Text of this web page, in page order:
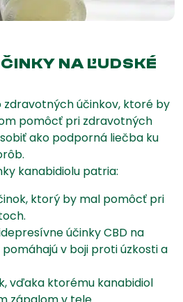
NA ĽUDSKÉ
zdravotných účinkov, ktoré by
pomôcť pri zdravotných
ako podporná liečba ku
kanabidiolu patria:
ktorý by mal pomôcť pri
účinky CBD na
v boji proti úzkosti a
vďaka ktorému kanabidiol